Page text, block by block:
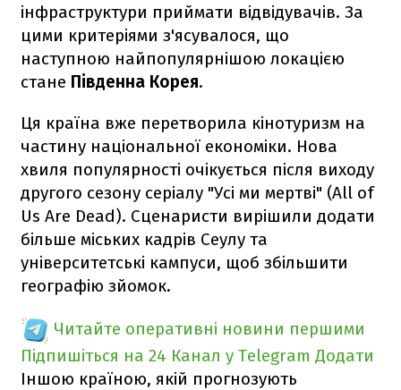
інфраструктури приймати відвідувачів. За
цими критеріями з'ясувалося, що
наступною найпопулярнішою локацією
стане Південна Корея.
Ця країна вже перетворила кінотуризм на
частину національної економіки. Нова
хвиля популярності очікується після виходу
другого сезону серіалу "Усі ми мертві" (All of
Us Are Dead). Сценаристи вирішили додати
більше міських кадрів Сеулу та
університетські кампуси, щоб збільшити
географію зйомок.
Читайте оперативні новини першими
Підпишіться на 24 Канал у Telegram Додати
Іншою країною, якій прогнозують